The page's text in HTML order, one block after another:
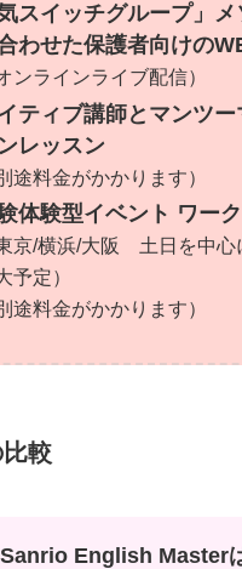
スイッチグループ」
わせた保護者向けの
ンラインライブ配信）
ティブ講師とマンツー
レッスン
途料金がかかります）
体験型イベント ワー
東京/横浜/大阪 土日を中心
予定）
途料金がかかります）
較
Sanrio English Master